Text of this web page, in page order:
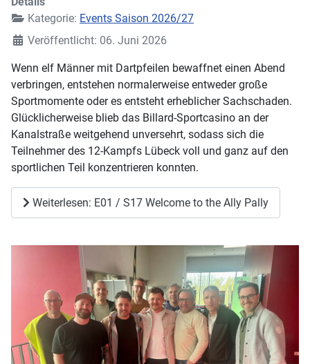
Kategorie: Events Saison 2026/27
Veröffentlicht: 06. Juni 2026
Wenn elf Männer mit Dartpfeilen bewaffnet einen Abend
verbringen, entstehen normalerweise entweder große
Sportmomente oder es entsteht erheblicher Sachschaden.
Glücklicherweise blieb das Billard-Sportcasino an der
Kanalstraße weitgehend unversehrt, sodass sich die
Teilnehmer des 12-Kampfs Lübeck voll und ganz auf den
sportlichen Teil konzentrieren konnten.
Weiterlesen: E01 / S17 Welcome to the Ally Pally